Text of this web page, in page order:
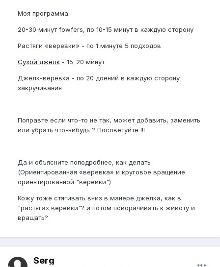
Моя программа:
20-30 минут fowfers, по 10-15 минут в каждую сторону
Растяги «веревки» - по 1 минуте 5 подходов
Сухой джелк - 15-20 минут
Джелк-веревка - по 20 доений в каждую сторону
закручивания
Поправте если что-то не так, может добавить, заменить
или убрать что-нибудь ? Посоветуйте !!!
Да и объясните поподробнее, как делать
(Ориентированная «веревка» и круговое вращение
ориентированной "веревки")
Кожу тоже стягивать вниз в манере джелка, как в
"растягах веревки"? и потом поворачивать к животу и
вращать?
Serg